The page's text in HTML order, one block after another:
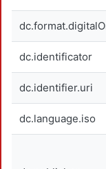
dc.identificator
dc.identifier.uri
dc.language.iso